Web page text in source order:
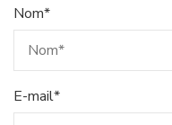
Nom*
E-mail*